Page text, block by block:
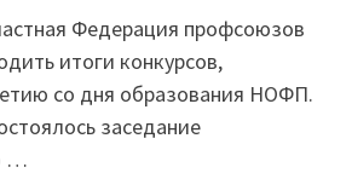
Федерация профсоюзов
итоги конкурсов,
со дня образования НОФП.
заседание
…